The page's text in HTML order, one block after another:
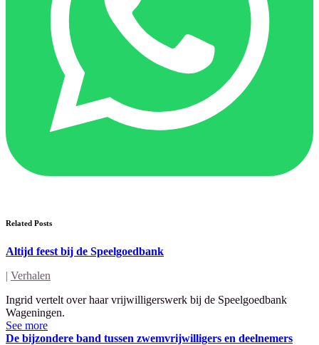
Related Posts
Altijd feest bij de Speelgoedbank
| Verhalen
Ingrid vertelt over haar vrijwilligerswerk bij de Speelgoedbank
Wageningen.
See more
De bijzondere band tussen zwemvrijwilligers en deelnemers